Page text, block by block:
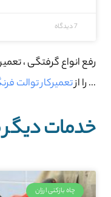
7 دیدگاه
رفع انواع گرفتگی ،
… را ازتعمیرکار توالت
خدمات دیگر
چاه بازکنی ارزان